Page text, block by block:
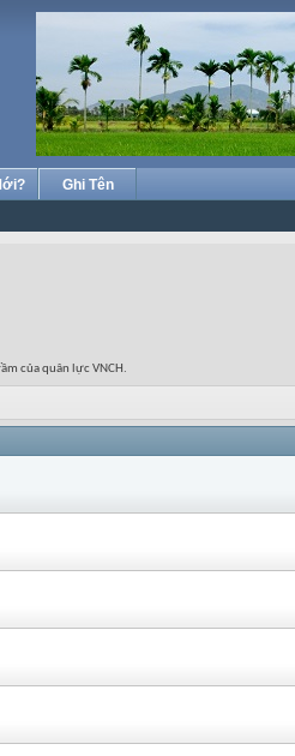
Ghi Tên
của quân lực VNCH.